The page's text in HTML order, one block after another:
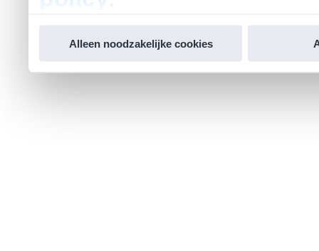
Alleen noodzakelijke cookies